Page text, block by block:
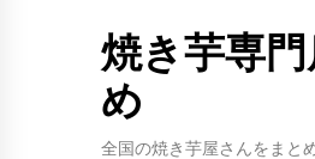
焼き芋専門
め
全国の焼き芋屋さんをまと